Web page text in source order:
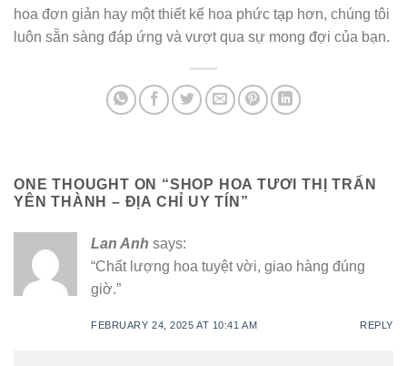
hoa đơn giản hay một thiết kế hoa phức tạp hơn, chúng tôi
luôn sẵn sàng đáp ứng và vượt qua sự mong đợi của bạn.
ONE THOUGHT ON “SHOP HOA TƯƠI THỊ TRẤN
YÊN THÀNH – ĐỊA CHỈ UY TÍN ”
Lan Anh says:
“Chất lượng hoa tuyệt vời, giao hàng đúng
giờ.”
FEBRUARY 24, 2025 AT 10:41 AM REPLY